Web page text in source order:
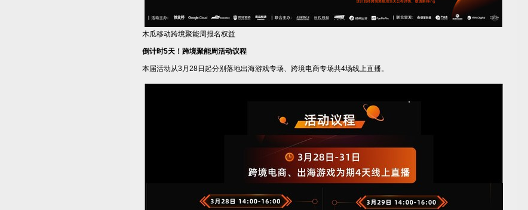
木瓜移动跨境聚能周报名权益
倒计时5天！ 跨境聚能周活动议程
本届活动从3月28日起分别落地出海游戏专场、跨境电商专场共4场线上直播。